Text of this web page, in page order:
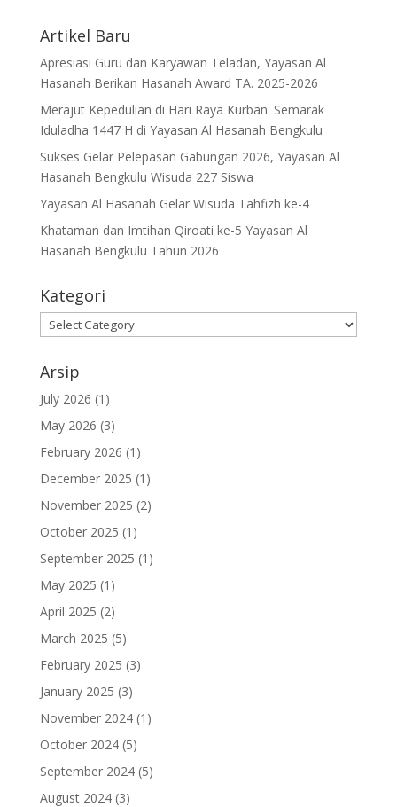
Artikel Baru
Apresiasi Guru dan Karyawan Teladan, Yayasan Al
Hasanah Berikan Hasanah Award TA. 2025-2026
Merajut Kepedulian di Hari Raya Kurban: Semarak
Iduladha 1447 H di Yayasan Al Hasanah Bengkulu
Sukses Gelar Pelepasan Gabungan 2026, Yayasan Al
Hasanah Bengkulu Wisuda 227 Siswa
Yayasan Al Hasanah Gelar Wisuda Tahfizh ke-4
Khataman dan Imtihan Qiroati ke-5 Yayasan Al
Hasanah Bengkulu Tahun 2026
Kategori
Kategori
Arsip
July 2026 (1)
May 2026 (3)
February 2026 (1)
December 2025 (1)
November 2025 (2)
October 2025 (1)
September 2025 (1)
May 2025 (1)
April 2025 (2)
March 2025 (5)
February 2025 (3)
January 2025 (3)
November 2024(1)
October 2024(5)
September 2024(5)
August 2024(3)